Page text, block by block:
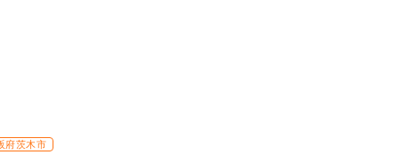
府茨木市